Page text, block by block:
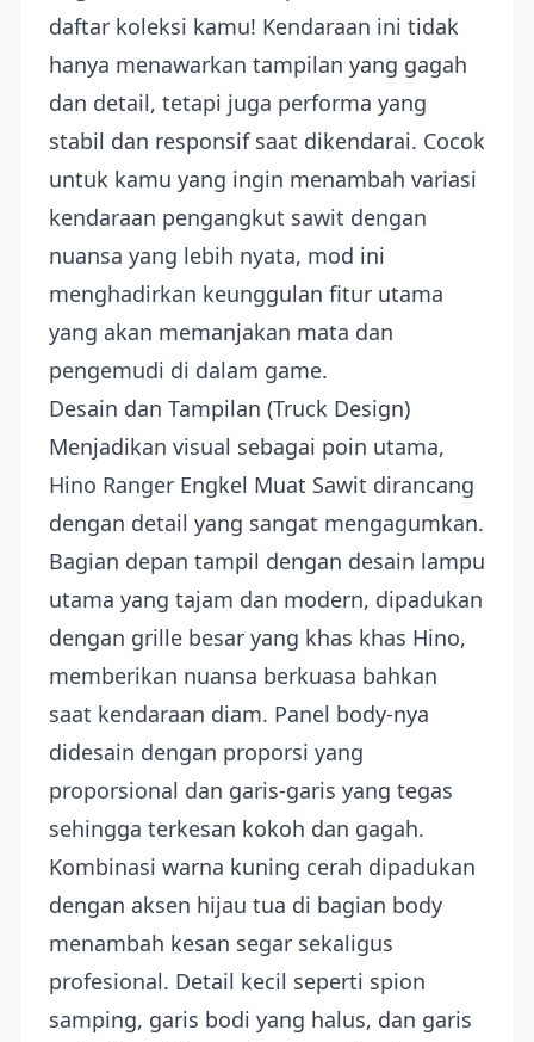
daftar koleksi kamu! Kendaraan ini tidak
hanya menawarkan tampilan yang gagah
dan detail, tetapi juga performa yang
stabil dan responsif saat dikendarai. Cocok
untuk kamu yang ingin menambah variasi
kendaraan pengangkut sawit dengan
nuansa yang lebih nyata, mod ini
menghadirkan keunggulan fitur utama
yang akan memanjakan mata dan
pengemudi di dalam game.
Desain dan Tampilan (Truck Design)
Menjadikan visual sebagai poin utama,
Hino Ranger Engkel Muat Sawit dirancang
dengan detail yang sangat mengagumkan.
Bagian depan tampil dengan desain lampu
utama yang tajam dan modern, dipadukan
dengan grille besar yang khas khas Hino,
memberikan nuansa berkuasa bahkan
saat kendaraan diam. Panel body-nya
didesain dengan proporsi yang
proporsional dan garis-garis yang tegas
sehingga terkesan kokoh dan gagah.
Kombinasi warna kuning cerah dipadukan
dengan aksen hijau tua di bagian body
menambah kesan segar sekaligus
profesional. Detail kecil seperti spion
samping, garis bodi yang halus, dan garis